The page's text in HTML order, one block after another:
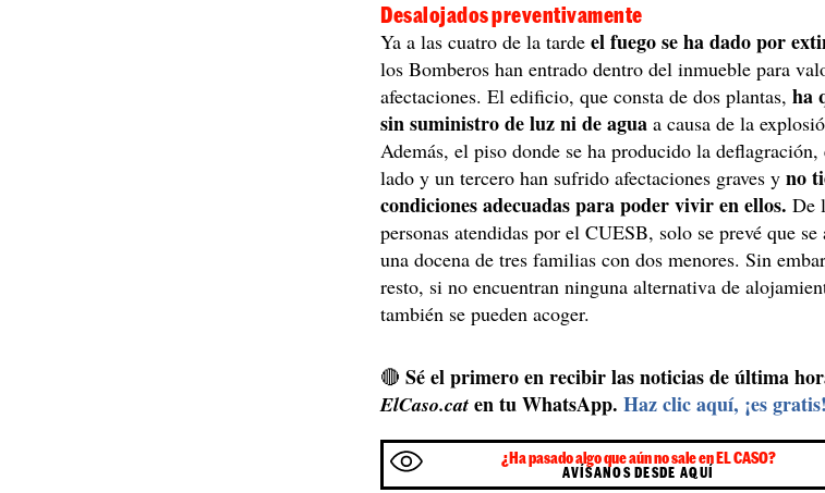
Desalojados preventivamente
Ya a las cuatro de la tardeel fuego se ha dado por
los Bomberos han entrado dentro del inmueble para
afectaciones. El edificio, que consta de dos plantas, ha
sin suministro de luz ni de agua a causa de la
Además, el piso donde se ha producido la deflagración,
lado y un tercero han sufrido afectaciones graves y no
condiciones adecuadas para poder vivir en ellos. De
personas atendidas por el CUESB, solo se prevé que se
una docena de tres familias con dos menores. Sin
resto, si no encuentran ninguna alternativa de
también se pueden acoger.
🔴Sé el primero en recibir las noticias de última
ElCaso.cat en tu WhatsApp.Haz clic aquí, ¡es gratis!
¿Ha pasado algo que aún no sale en EL CASO?
AVÍSANOS DESDE AQUÍ